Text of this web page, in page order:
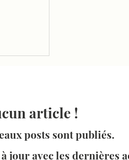
:
article !
posts sont publiés.
jour avec les dernières